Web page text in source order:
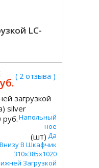
LC-
( 2 отзыва )
Напольный
Компрессорное
Да
Внизу В Шкафчик
310х385х1020
Загрузкой
загрузкой
silver
руб.
(шт)